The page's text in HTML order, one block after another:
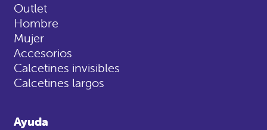
Outlet
Hombre
Mujer
Accesorios
Calcetines invisibles
Calcetines largos
Ayuda